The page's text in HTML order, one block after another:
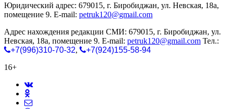
Юридический адрес: 679015, г. Биробиджан, ул. Невская, 18а,
помещение 9. E-mail: petruk120@gmail.com
Адрес нахождения редакции СМИ: 679015, г. Биробиджан, ул.
Невская, 18а, помещение 9. E-mail: petruk120@gmail.com Тел.:
+7(996)310-70-32,
+7(924)155-58-94
16+